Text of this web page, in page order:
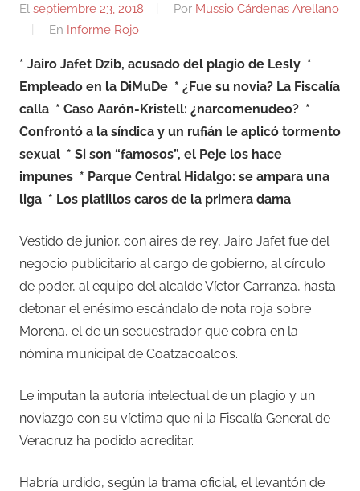
El septiembre 23, 2018 Por Mussio Cárdenas Arellano
En Informe Rojo
* Jairo Jafet Dzib, acusado del plagio de Lesly *
Empleado en la DiMuDe * ¿Fue su novia? La Fiscalía
calla * Caso Aarón-Kristell: ¿narcomenudeo? *
Confrontó a la síndica y un rufián le aplicó tormento
sexual * Si son “famosos”, el Peje los hace
impunes * Parque Central Hidalgo: se ampara una
liga * Los platillos caros de la primera dama
Vestido de junior, con aires de rey, Jairo Jafet fue del
negocio publicitario al cargo de gobierno, al círculo
de poder, al equipo del alcalde Víctor Carranza, hasta
detonar el enésimo escándalo de nota roja sobre
Morena, el de un secuestrador que cobra en la
nómina municipal de Coatzacoalcos.
Le imputan la autoría intelectual de un plagio y un
noviazgo con su víctima que ni la Fiscalía General de
Veracruz ha podido acreditar.
Habría urdido, según la trama oficial, el levantón de